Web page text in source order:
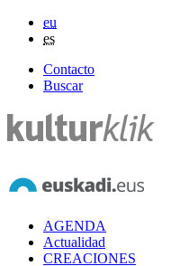
eu
es
Contacto
Buscar
AGENDA
Actualidad
CREACIONES